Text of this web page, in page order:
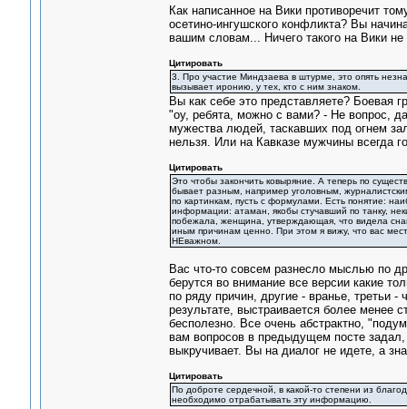
Как написанное на Вики противоречит
осетино-ингушского конфликта? Вы
вашим словам... Ничего такого на Вики
Цитировать
3. Про участие Миндзаева в штурме, это опять
вызывает иронию, у тех, кто с ним знаком.
Вы как себе это представляете? Боевая
"оу, ребята, можно с вами? - Не вопрос,
мужества людей, таскавших под огнем
нельзя. Или на Кавказе мужчины всегда
Цитировать
Это чтобы закончить ковыряние. А теперь по
бывает разным, например уголовным,
по картинкам, пусть с формулами. Есть понятие:
информации: атаман, якобы стучавший по танку,
побежала, женщина, утверждающая, что видела
иным причинам ценно. При этом я вижу, что вас
НЕважном.
Вас что-то совсем разнесло мыслью по
берутся во внимание все версии какие
по ряду причин, другие - вранье, третьи
результате, выстраивается более менее
бесполезно. Все очень абстрактно,
вам вопросов в предыдущем посте задал,
выкручивает. Вы на диалог не идете, а
Цитировать
По доброте сердечной, в какой-то степени из
необходимо отрабатывать эту информацию.